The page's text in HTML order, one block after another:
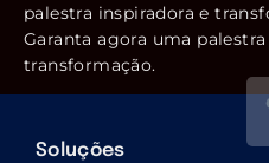
palestra inspiradora e
Garanta agora uma
transformação.
Soluções